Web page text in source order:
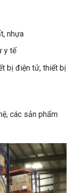
nhựa
y tế
bị điện tử, thiết bị
các sản phẩm